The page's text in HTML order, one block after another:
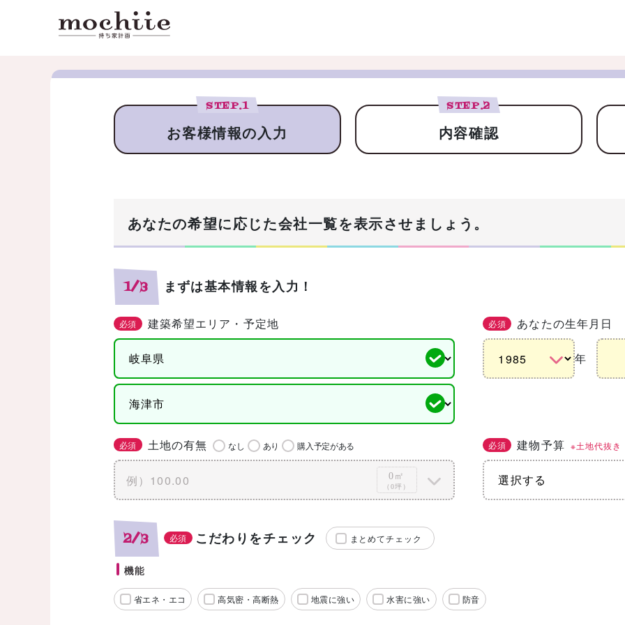
STEP.1
お客様情報の入力
STEP.2
内容確認
あなたの希望に応じた会社一覧を表示させましょう。
1/3 まずは基本情報を入力！
必須 建築希望エリア・予定地 必須 あなたの生年月日
年
必須 土地の有無 なし あり 購入予定がある
0㎡
（0坪）
必須 建物予算 ※土地代抜き
2/3 必須 こだわりをチェック まとめてチェック
機能
省エネ・エコ 高気密・高断熱 地震に強い 水害に強い 防音